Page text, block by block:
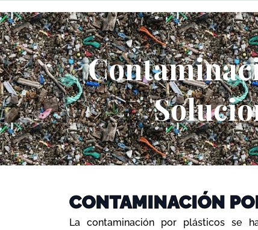
CONTAMINACIÓN
La contaminación por plásticos se